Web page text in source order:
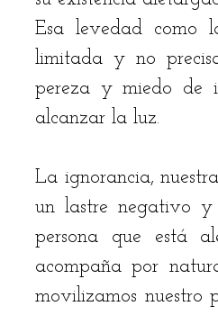
Esa levedad como
limitada y no
pereza y miedo de
alcanzar la luz.
La ignorancia,
un lastre negativo
persona que está
acompaña por
movilizamos nuestro